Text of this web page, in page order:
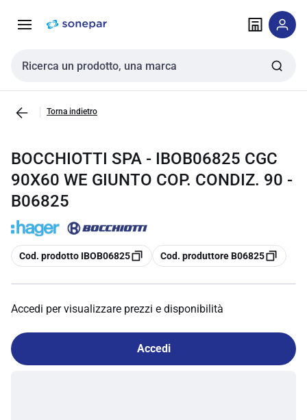
navigazione alla
Cerca input
Torna indietro
BOCCHIOTTI SPA - IBOB06825 CGC
90X60 WE GIUNTO COP. CONDIZ. 90 -
B06825
copia
Cod. prodotto IBOB06825 copia
Cod. produttore B06825
Accedi per visualizzare prezzi e disponibilità
Accedi